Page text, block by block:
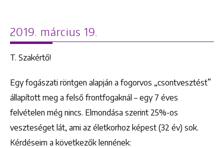
2019. március 19.
T. Szakértő!
Egy fogászati röntgen alapján a fogorvos „csontvesztést”
állapított meg a felső frontfogaknál – egy 7 éves
felvételen még nincs. Elmondása szerint 25%-os
veszteséget lát, ami az életkorhoz képest (32 év) sok.
Kérdéseim a következők lennének: